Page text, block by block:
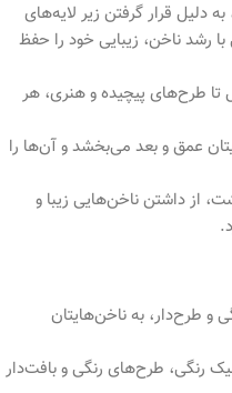
دلیل قرار گرفتن زیر لایه‌های
با رشد ناخن، زیبایی خود را حفظ
تا طرح‌های پیچیده و هنری، هر
عمق و بعد می‌بخشد و آن‌ها را
از داشتن ناخن‌هایی زیبا و
و طرح‌دار، به ناخن‌هایتان
رنگی، طرح‌های رنگی و بافت‌دار